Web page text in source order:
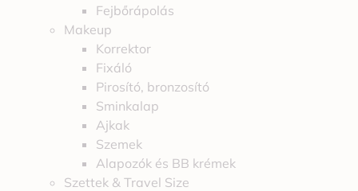
Fejbőrápolás
Makeup
Korrektor
Fixáló
Pirosító, bronzosító
Sminkalap
Ajkak
Szemek
Alapozók és BB krémek
Szettek & Travel Size